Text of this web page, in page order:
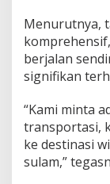
Menurutnya,
berjalan
signifikan
“Kami minta
transportasi,
ke destinasi
sulam,”